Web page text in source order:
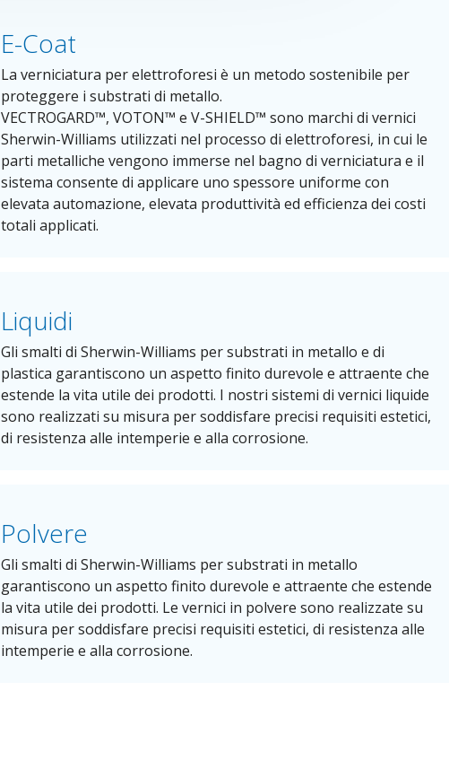
E-Coat
La verniciatura per elettroforesi è un metodo sostenibile per
proteggere i substrati di metallo.
VECTROGARD™, VOTON™ e V-SHIELD™ sono marchi di vernici
Sherwin-Williams utilizzati nel processo di elettroforesi, in cui le
parti metalliche vengono immerse nel bagno di verniciatura e il
sistema consente di applicare uno spessore uniforme con
elevata automazione, elevata produttività ed efficienza dei costi
totali applicati.
Liquidi
Gli smalti di Sherwin-Williams per substrati in metallo e di
plastica garantiscono un aspetto finito durevole e attraente che
estende la vita utile dei prodotti. I nostri sistemi di vernici liquide
sono realizzati su misura per soddisfare precisi requisiti estetici,
di resistenza alle intemperie e alla corrosione.
Polvere
Gli smalti di Sherwin-Williams per substrati in metallo
garantiscono un aspetto finito durevole e attraente che estende
la vita utile dei prodotti. Le vernici in polvere sono realizzate su
misura per soddisfare precisi requisiti estetici, di resistenza alle
intemperie e alla corrosione.